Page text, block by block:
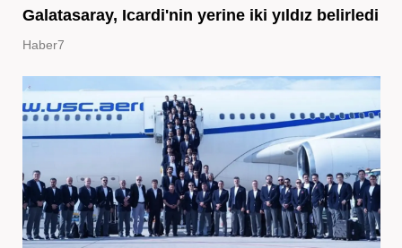
Galatasaray, Icardi'nin yerine iki yıldız belirledi
Haber7